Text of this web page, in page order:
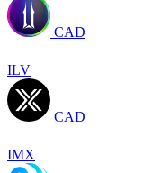
CAD
ILV
CAD
IMX